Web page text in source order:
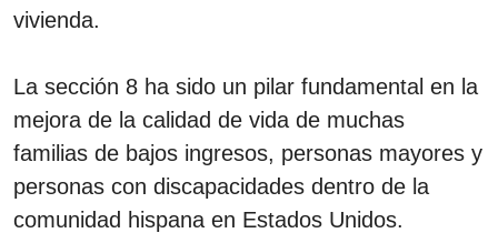
vivienda.
La sección 8 ha sido un pilar fundamental en la
mejora de la calidad de vida de muchas
familias de bajos ingresos, personas mayores y
personas con discapacidades dentro de la
comunidad hispana en Estados Unidos.